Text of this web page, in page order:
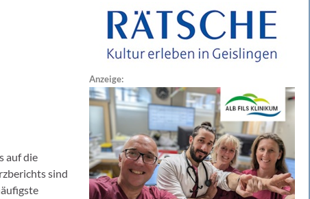
auf die
sind
Anzeige: